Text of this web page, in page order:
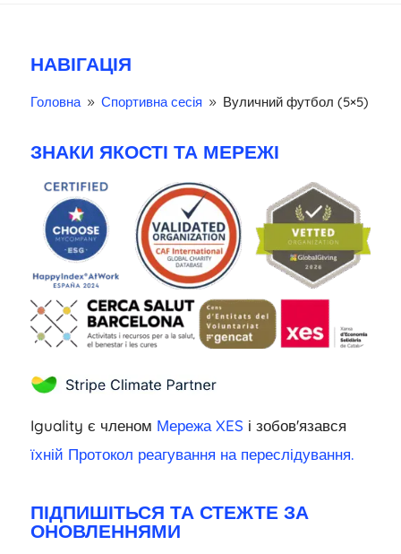
НАВІГАЦІЯ
Головна 9 Спортивна сесія 9 Вуличний футбол (5×5)
ЗНАКИ ЯКОСТІ ТА МЕРЕЖІ
Iguality є членом Мережа XES і зобов'язався
їхній Протокол реагування на переслідування.
ПІДПИШІТЬСЯ ТА СТЕЖТЕ ЗА
ОНОВЛЕННЯМИ